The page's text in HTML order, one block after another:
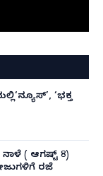
‘ಭಕ್ತ
( ಆಗಷ್ಟ್ 8)
ರಜೆ